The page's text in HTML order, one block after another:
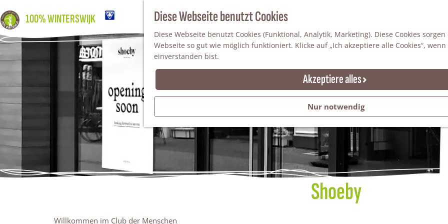
Diese Webseite benutzt Cookies
Diese Webseite benutzt Cookies (Funktional, Analytik, Marketing). Diese Cookies
Webseite so gut wie möglich funktioniert. Klicke auf „Ich akzeptiere alle Cookies“,
einverstanden bist.
Akzeptiere alles
Nur notwendig
100% WINTERSWIJK
Shoeby
Willkommen im Club der Menschen